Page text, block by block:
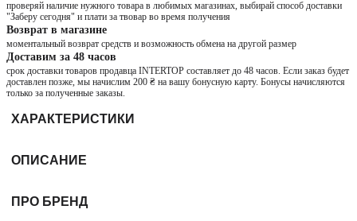
проверяй наличие нужного товара в любимых магазинах, выбирай способ доставки
"Заберу сегодня" и плати за твовар во время получения
Возврат в магазине
моментальный возврат средств и возможность обмена на другой размер
Доставим за 48 часов
срок доставки товаров продавца INTERTOP составляет до 48 часов. Если заказ будет
доставлен позже, мы начислим 200 ₴ на вашу бонусную карту. Бонусы начисляются
только за полученные заказы.
ХАРАКТЕРИСТИКИ
ОПИСАНИЕ
ПРО БРЕНД